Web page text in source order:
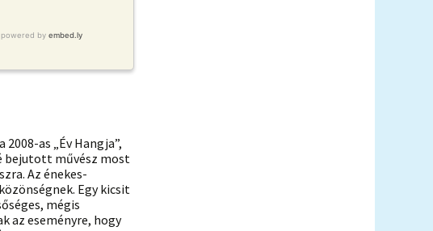
as „Év Hangja”,
bejutott művész most
Az énekes-
Egy kicsit
mégis
az eseményre, hogy